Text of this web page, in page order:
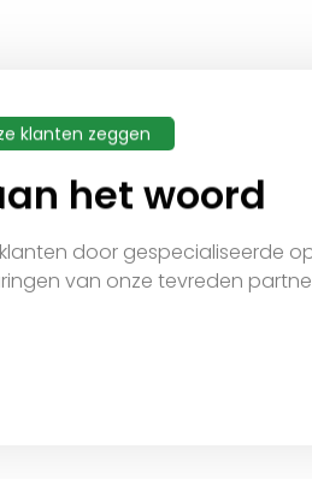
klanten zeggen
het woord
door gespecialiseerde
van onze tevreden